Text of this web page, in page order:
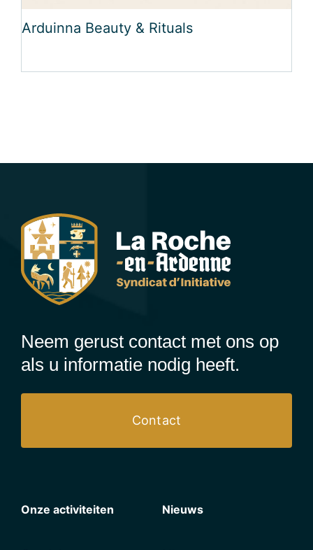
Arduinna Beauty & Rituals
Neem gerust contact met ons op
als u informatie nodig heeft.
Contact
Onze activiteiten Nieuws